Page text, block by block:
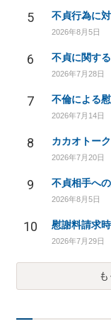
5
2026年8月5日
6 不貞に関す
2026年7月28日
7
2026年7月14日
8
2026年7月20日
9
2026年8月5日
10
2026年7月29日